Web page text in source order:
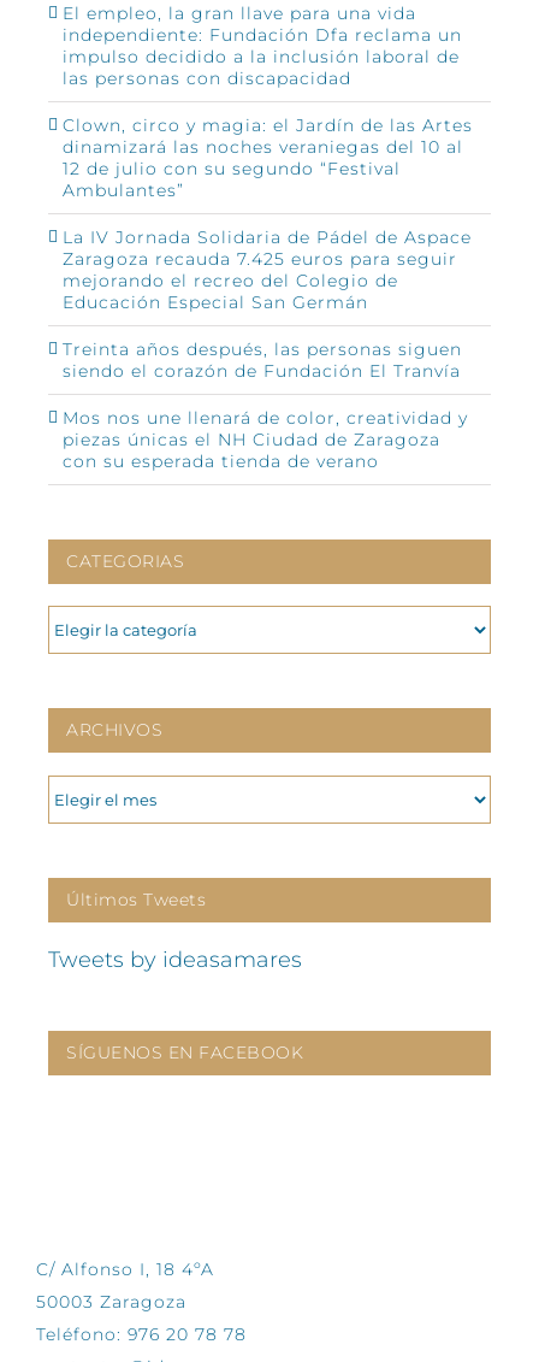
El empleo, la gran llave para una vida
independiente: Fundación Dfa reclama un
impulso decidido a la inclusión laboral de
las personas con discapacidad
Clown, circo y magia: el Jardín de las Artes
dinamizará las noches veraniegas del 10 al
12 de julio con su segundo “Festival
Ambulantes”
La IV Jornada Solidaria de Pádel de Aspace
Zaragoza recauda 7.425 euros para seguir
mejorando el recreo del Colegio de
Educación Especial San Germán
Treinta años después, las personas siguen
siendo el corazón de Fundación El Tranvía
Mos nos une llenará de color, creatividad y
piezas únicas el NH Ciudad de Zaragoza
con su esperada tienda de verano
CATEGORIAS
CATEGORIAS
ARCHIVOS
ARCHIVOS
Últimos Tweets
Tweets by ideasamares
SÍGUENOS EN FACEBOOK
C/ Alfonso I, 18 4ºA
50003 Zaragoza
Teléfono: 976 20 78 78